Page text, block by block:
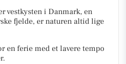
vestkysten i Danmark, en
fjelde, er naturen altid lige
en ferie med et lavere tempo